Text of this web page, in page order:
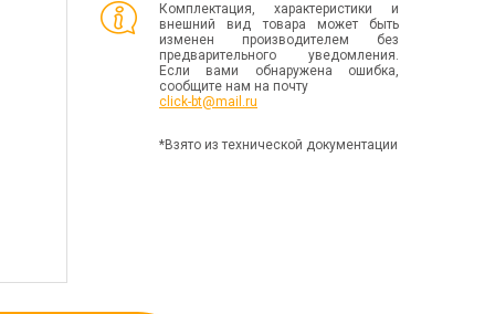
Комплектация, характеристики и
внешний вид товара может быть
изменен производителем без
предварительного уведомления.
Если вами обнаружена ошибка,
сообщите нам на почту
click-bt@mail.ru
*Взято из технической документации